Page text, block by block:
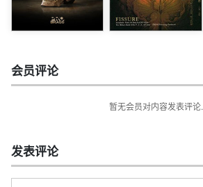
会员评论
暂无会员对内容发表评论.
发表评论